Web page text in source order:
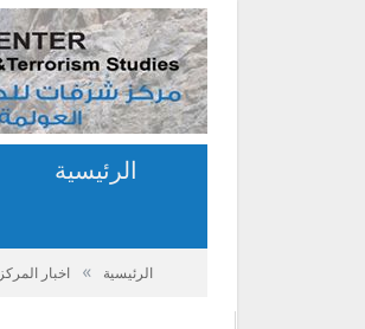
الرئيسية
الرئيسية » اخبار المركز